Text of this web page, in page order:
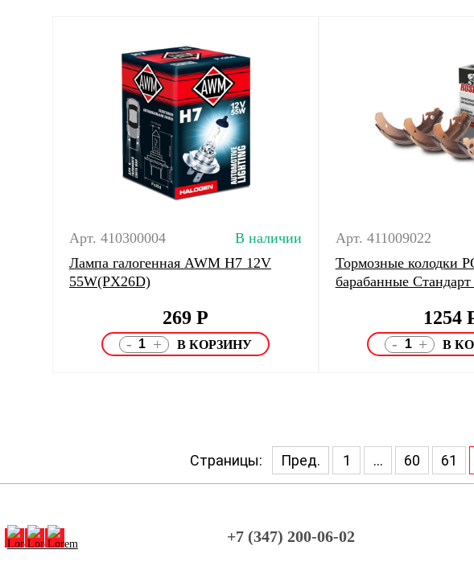
Арт. 410300004
В наличии
Лампа галогенная AWM H7 12V
55W(PX26D)
269 Р
- +
Арт. 411009022
Тормозные колодки
барабанные
1254
- +
Страницы: Пред. 1 ... 60 61
+7 (347) 200-06-02